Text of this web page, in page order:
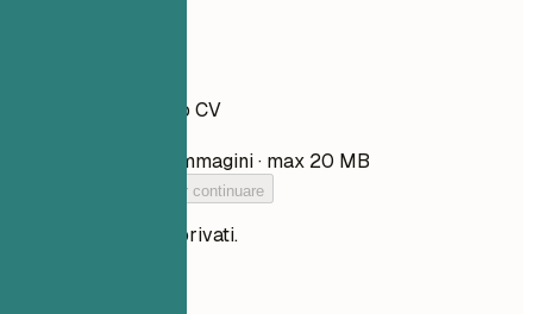
Trascina qui il tuo CV
PDF, DOCX, TXT e immagini · max 20 MB
Aggiungi il tuo CV per continuare
I tuoi file restano privati.